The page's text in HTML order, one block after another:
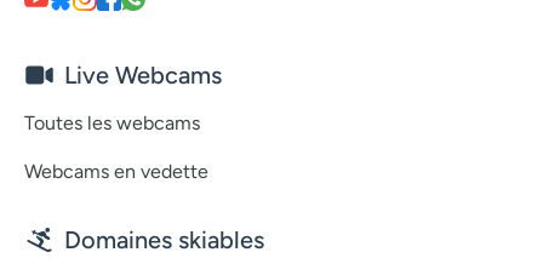
Live Webcams
Toutes les webcams
Webcams en vedette
Domaines skiables